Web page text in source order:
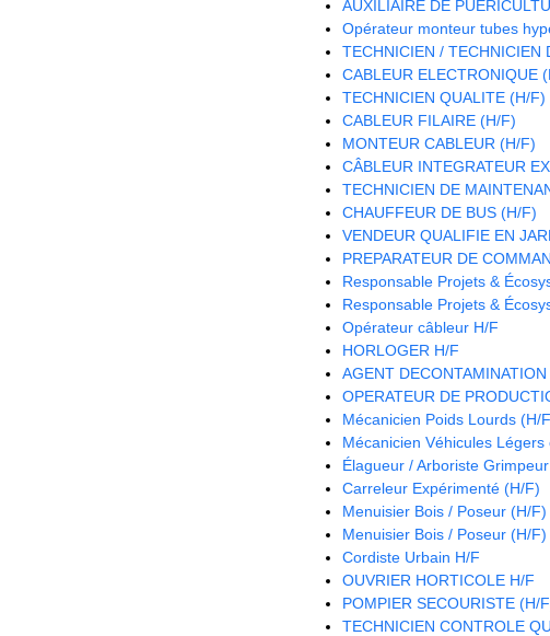
AUXILIAIRE DE
Opérateur monteur tubes
TECHNICIEN / TECHNICIEN
CABLEUR ELECTRONIQUE
TECHNICIEN QUALITE (H/F)
CABLEUR FILAIRE (H/F)
MONTEUR CABLEUR (H/F)
CÂBLEUR INTEGRATEUR
TECHNICIEN DE
CHAUFFEUR DE BUS (H/F)
VENDEUR QUALIFIE EN
PREPARATEUR DE
Responsable Projets &
Responsable Projets &
Opérateur câbleur H/F
HORLOGER H/F
AGENT
OPERATEUR DE
Mécanicien Poids Lourds (H/
Mécanicien Véhicules
Élagueur / Arboriste
Carreleur Expérimenté (H/F)
Menuisier Bois / Poseur (H/F)
Menuisier Bois / Poseur (H/F)
Cordiste Urbain H/F
OUVRIER HORTICOLE H/F
POMPIER SECOURISTE (H/
TECHNICIEN CONTROLE